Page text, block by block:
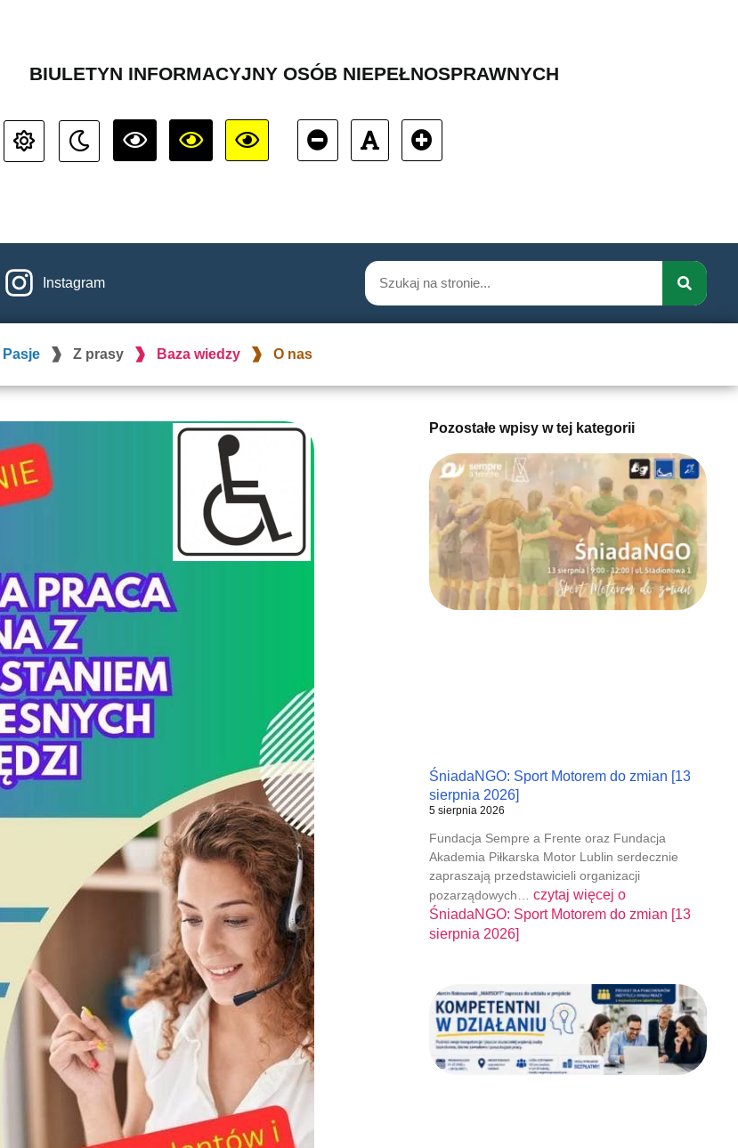
BIULETYN INFORMACYJNY OSÓB NIEPEŁNOSPRAWNYCH
Instagram
Pasje Z prasy Baza wiedzy O nas
Pozostałe wpisy w tej kategorii
ŚniadaNGO: Sport Motorem do zmian [13
sierpnia 2026]
5 sierpnia 2026
Fundacja Sempre a Frente oraz Fundacja
Akademia Piłkarska Motor Lublin serdecznie
zapraszają przedstawicieli organizacji
pozarządowych… czytaj więcej o
ŚniadaNGO: Sport Motorem do zmian [13
sierpnia 2026]